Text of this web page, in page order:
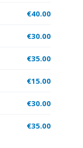
€40.00
€30.00
€35.00
€15.00
€30.00
€35.00